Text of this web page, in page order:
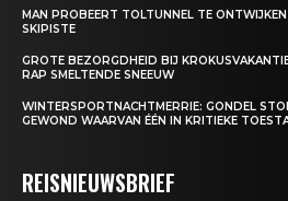
MAN PROBEERT TOLTUNNEL TE
SKIPISTE
GROTE BEZORGDHEID BIJ
RAP SMELTENDE SNEEUW
WINTERSPORTNACHTMERRIE: GONDEL
GEWOND WAARVAN ÉÉN IN KRITIEKE
REISNIEUWSBRIEF